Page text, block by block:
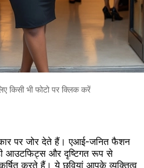
किसी भी फोटो पर क्लिक करें
पर जोर देते हैं। एआई-जनित फैशन
आउटफिट्स और दृष्टिगत रूप से
करते हैं। ये छवियां आपके व्यक्तित्व